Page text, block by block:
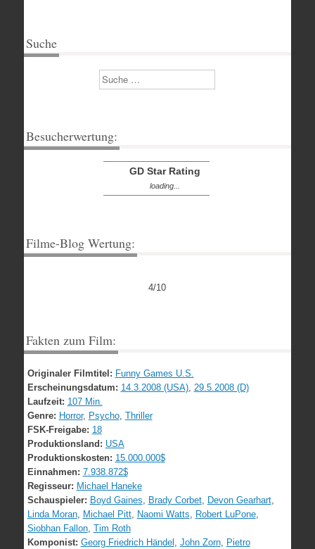
Suche
Suchen
Besucherwertung:
GD Star Rating
loading...
Filme-Blog Wertung:
4/10
Fakten zum Film:
Originaler Filmtitel: Funny Games U.S.
Erscheinungsdatum: 14.3.2008 (USA), 29.5.2008 (D)
Laufzeit: 107 Min.
Genre: Horror, Psycho, Thriller
FSK-Freigabe: 18
Produktionsland: USA
Produktionskosten: 15.000.000$
Einnahmen: 7.938.872$
Regisseur: Michael Haneke
Schauspieler: Boyd Gaines, Brady Corbet, Devon Gearhart,
Linda Moran, Michael Pitt, Naomi Watts, Robert LuPone,
Siobhan Fallon, Tim Roth
Komponist: Georg Friedrich Händel , John Zorn, Pietro